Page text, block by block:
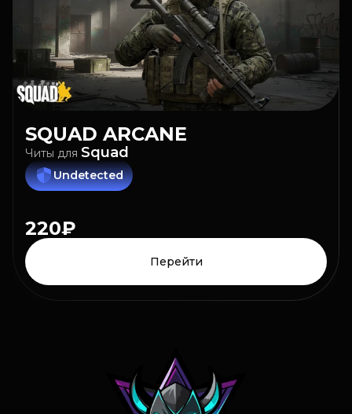
SQUAD ARCANE
Читы для Squad
Undetected
220₽
Перейти